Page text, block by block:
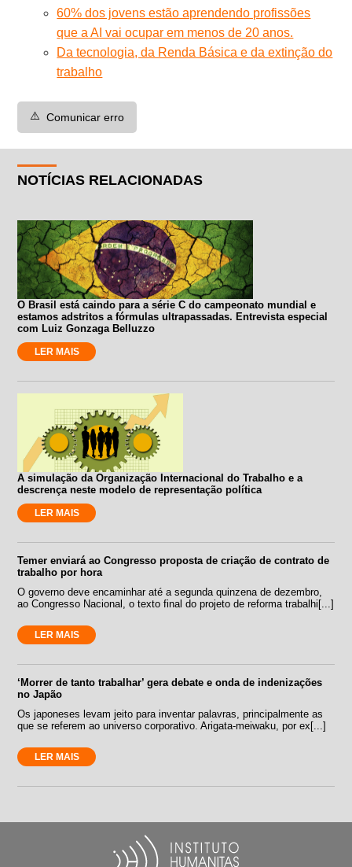
60% dos jovens estão aprendendo profissões
que a AI vai ocupar em menos de 20 anos.
Da tecnologia, da Renda Básica e da extinção do
trabalho
⚠️ Comunicar erro
NOTÍCIAS RELACIONADAS
O Brasil está caindo para a série C do campeonato mundial e
estamos adstritos a fórmulas ultrapassadas. Entrevista especial
com Luiz Gonzaga Belluzzo
LER MAIS
A simulação da Organização Internacional do Trabalho e a
descrença neste modelo de representação política
LER MAIS
Temer enviará ao Congresso proposta de criação de contrato de
trabalho por hora
O governo deve encaminhar até a segunda quinzena de dezembro,
ao Congresso Nacional, o texto final do projeto de reforma trabalhi[...]
LER MAIS
‘Morrer de tanto trabalhar’ gera debate e onda de indenizações
no Japão
Os japoneses levam jeito para inventar palavras, principalmente as
que se referem ao universo corporativo. Arigata-meiwaku, por ex[...]
LER MAIS